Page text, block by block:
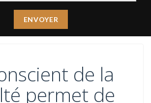
de la
permet de